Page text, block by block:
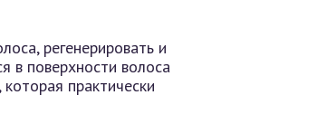
регенерировать и
в поверхности волоса
практически